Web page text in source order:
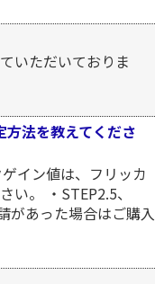
いただいておりま
法を教えてくださ
イン値は、フリッカ
。 ・STEP2.5、
があった場合はご購入